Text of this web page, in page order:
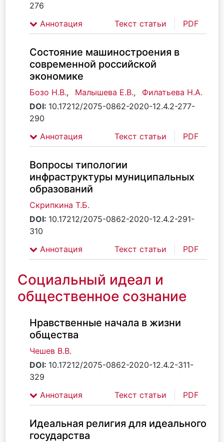
276
Аннотация
Текст статьи PDF
Состояние машиностроения в
современной российской
экономике
Бозо Н.В., Малышева Е.В.,
Филатьева Н.А.
DOI: 10.17212/2075-0862-2020-12.4.2-277-
290
Аннотация
Текст статьи PDF
Вопросы типологии
инфраструктуры муниципальных
образований
Скрипкина Т.Б.
DOI: 10.17212/2075-0862-2020-12.4.2-291-
310
Аннотация
Текст статьи PDF
Социальный идеал и
общественное сознание
Нравственные начала в жизни
общества
Чешев В.В.
DOI: 10.17212/2075-0862-2020-12.4.2-311-
329
Аннотация
Текст статьи PDF
Идеальная религия для идеального
государства